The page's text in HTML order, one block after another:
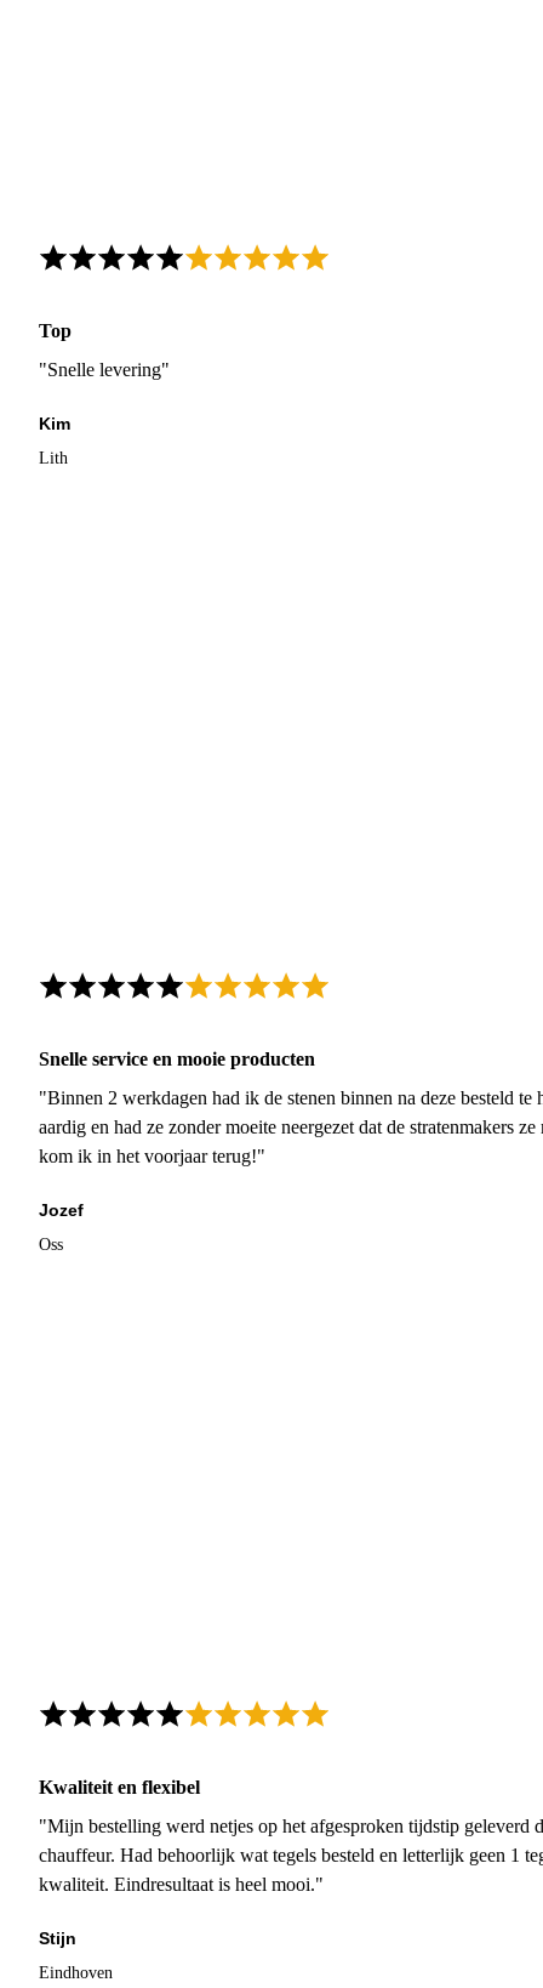
Top
"Snelle levering"
Kim
Lith
Snelle service en mooie producten
"Binnen 2 werkdagen had ik de stenen binnen na deze besteld
aardig en had ze zonder moeite neergezet dat de stratenmakers
kom ik in het voorjaar terug!"
Jozef
Oss
Kwaliteit en flexibel
"Mijn bestelling werd netjes op het afgesproken tijdstip geleverd
chauffeur. Had behoorlijk wat tegels besteld en letterlijk geen 1
kwaliteit. Eindresultaat is heel mooi."
Stijn
Eindhoven